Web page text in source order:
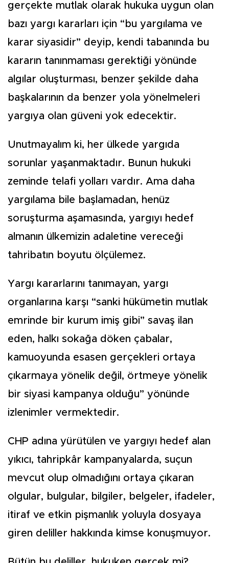
gerçekte mutlak olarak hukuka uygun olan
bazı yargı kararları için “bu yargılama ve
karar siyasidir” deyip, kendi tabanında bu
kararın tanınmaması gerektiği yönünde
algılar oluşturması, benzer şekilde daha
başkalarının da benzer yola yönelmeleri
yargıya olan güveni yok edecektir.
Unutmayalım ki, her ülkede yargıda
sorunlar yaşanmaktadır. Bunun hukuki
zeminde telafi yolları vardır. Ama daha
yargılama bile başlamadan, henüz
soruşturma aşamasında, yargıyı hedef
almanın ülkemizin adaletine vereceği
tahribatın boyutu ölçülemez.
Yargı kararlarını tanımayan, yargı
organlarına karşı “sanki hükümetin mutlak
emrinde bir kurum imiş gibi” savaş ilan
eden, halkı sokağa döken çabalar,
kamuoyunda esasen gerçekleri ortaya
çıkarmaya yönelik değil, örtmeye yönelik
bir siyasi kampanya olduğu” yönünde
izlenimler vermektedir.
CHP adına yürütülen ve yargıyı hedef alan
yıkıcı, tahripkâr kampanyalarda, suçun
mevcut olup olmadığını ortaya çıkaran
olgular, bulgular, bilgiler, belgeler, ifadeler,
itiraf ve etkin pişmanlık yoluyla dosyaya
giren deliller hakkında kimse konuşmuyor.